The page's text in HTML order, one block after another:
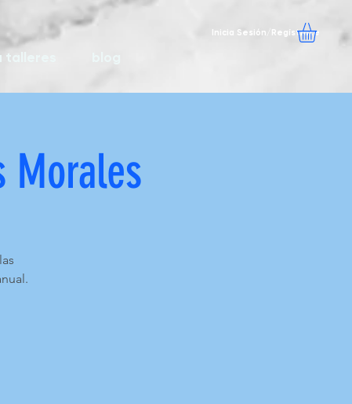
Inicia Sesión/Regístrate
Morales